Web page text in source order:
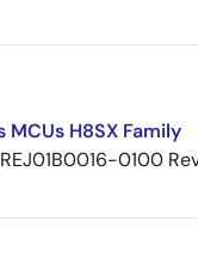
MCUs H8SX Family
REJ01B0016-0100